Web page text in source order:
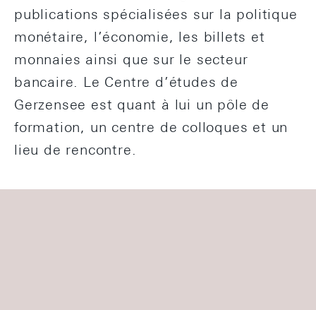
publications spécialisées sur la politique
monétaire, l’économie, les billets et
monnaies ainsi que sur le secteur
bancaire. Le Centre d’études de
Gerzensee est quant à lui un pôle de
formation, un centre de colloques et un
lieu de rencontre.